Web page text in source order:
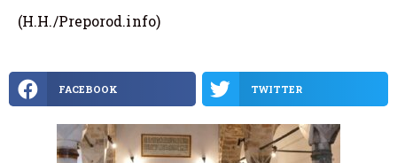
(H.H./Preporod.info)
FACEBOOK TWITTER